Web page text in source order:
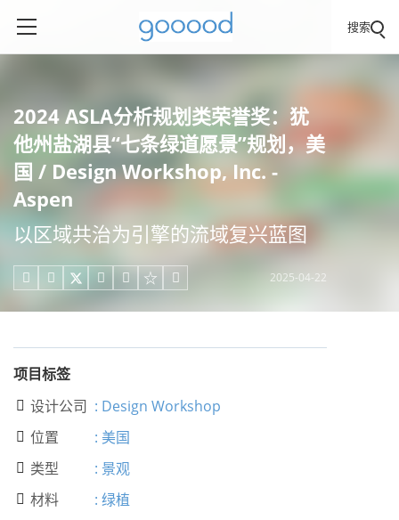
搜索
2024 ASLA分析规划类荣誉奖：犹
他州盐湖县“七条绿道愿景”规划，美
国 / Design Workshop, Inc. -
Aspen
以区域共治为引擎的流域复兴蓝图
     2025-04-22
项目标签
 设计公司 : Design Workshop
 位置 : 美国
 类型 : 景观
 材料 : 绿植